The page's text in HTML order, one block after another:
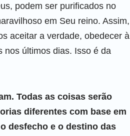
podem ser purificados no
em Seu reino. Assim,
aceitar a verdade, obedecer à
nos últimos dias. Isso é da
Todas as coisas serão
diferentes com base em
desfecho e o destino das